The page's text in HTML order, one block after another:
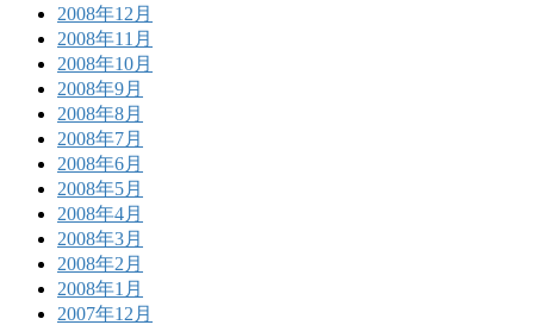
2008年12月
2008年11月
2008年10月
2008年9月
2008年8月
2008年7月
2008年6月
2008年5月
2008年4月
2008年3月
2008年2月
2008年1月
2007年12月